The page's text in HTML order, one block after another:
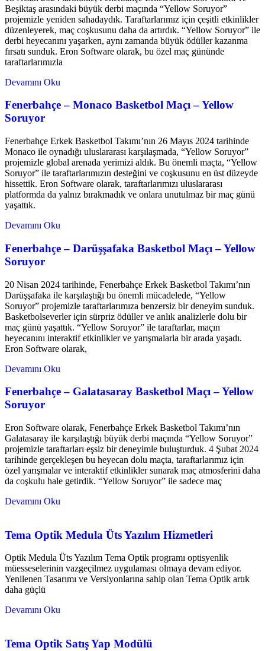
Beşiktaş arasındaki büyük derbi maçında “Yellow Soruyor”
projemizle yeniden sahadaydık. Taraftarlarımız için çeşitli etkinlikler
düzenleyerek, maç coşkusunu daha da artırdık. “Yellow Soruyor” ile
derbi heyecanını yaşarken, aynı zamanda büyük ödüller kazanma
fırsatı sunduk. Eron Software olarak, bu özel maç gününde
taraftarlarımızla
Devamını Oku
Fenerbahçe – Monaco Basketbol Maçı – Yellow
Soruyor
Fenerbahçe Erkek Basketbol Takımı’nın 26 Mayıs 2024 tarihinde
Monaco ile oynadığı uluslararası karşılaşmada, “Yellow Soruyor”
projemizle global arenada yerimizi aldık. Bu önemli maçta, “Yellow
Soruyor” ile taraftarlarımızın desteğini ve coşkusunu en üst düzeyde
hissettik. Eron Software olarak, taraftarlarımızı uluslararası
platformda da yalnız bırakmadık ve onlara unutulmaz bir maç günü
yaşattık.
Devamını Oku
Fenerbahçe – Darüşşafaka Basketbol Maçı – Yellow
Soruyor
20 Nisan 2024 tarihinde, Fenerbahçe Erkek Basketbol Takımı’nın
Darüşşafaka ile karşılaştığı bu önemli mücadelede, “Yellow
Soruyor” projemizle taraftarlarımıza benzersiz bir deneyim sunduk.
Basketbolseverler için sürpriz ödüller ve anlık analizlerle dolu bir
maç günü yaşattık. “Yellow Soruyor” ile taraftarlar, maçın
heyecanını interaktif etkinlikler ve yarışmalarla bir arada yaşadı.
Eron Software olarak,
Devamını Oku
Fenerbahçe – Galatasaray Basketbol Maçı – Yellow
Soruyor
Eron Software olarak, Fenerbahçe Erkek Basketbol Takımı’nın
Galatasaray ile karşılaştığı büyük derbi maçında “Yellow Soruyor”
projemizle taraftarları eşsiz bir deneyimle buluşturduk. 4 Şubat 2024
tarihinde gerçekleşen bu heyecan dolu maçta, taraftarlarımız için
özel yarışmalar ve interaktif etkinlikler sunarak maç atmosferini daha
da coşkulu hale getirdik. “Yellow Soruyor” ile sadece maç
Devamını Oku
Tema Optik Medula Üts Yazılım Hizmetleri
Optik Medula Üts Yazılım Tema Optik programı optisyenlik
müesseselerinin vazgeçilmez uygulaması olmaya devam ediyor.
Yenilenen Tasarımı ve Versiyonlarına sahip olan Tema Optik artık
daha güçlü
Devamını Oku
Tema Optik Satış Yap Modülü